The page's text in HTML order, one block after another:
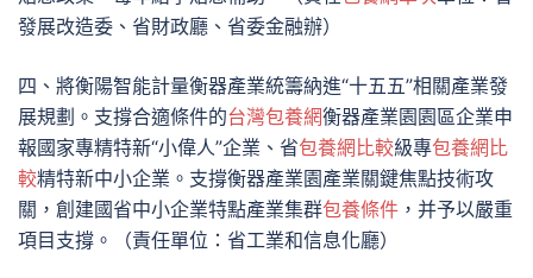
發展改造委、省財政廳、省委金融辦）
四、將衡陽智能計量衡器產業統籌納進“十五五”相關產業發
展規劃。支撐合適條件的台灣包養網衡器產業園園區企業申
報國家專精特新“小偉人”企業、省包養網比較級專包養網比
較精特新中小企業。支撐衡器產業園產業關鍵焦點技術攻
關，創建國省中小企業特點產業集群包養條件 ，并予以嚴重
項目支撐。（責任單位：省工業和信息化廳）